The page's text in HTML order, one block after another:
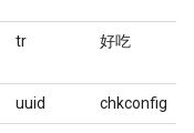
tr 好吃
uuid chkconfig